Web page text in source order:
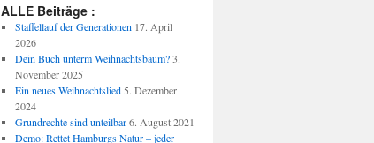
ALLE Beiträge :
Staffellauf der Generationen 17. April
2026
Dein Buch unterm Weihnachtsbaum? 3.
November 2025
Ein neues Weihnachtslied 5. Dezember
2024
Grundrechte sind unteilbar 6. August 2021
Demo: Rettet Hamburgs Natur – jeder